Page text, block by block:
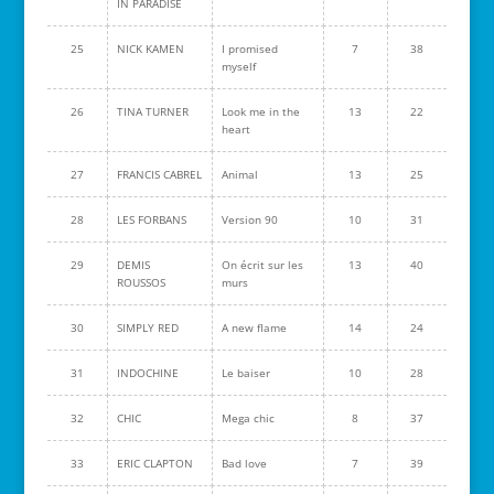
IN PARADISE
25 NICK KAMEN
I promised
myself
7 38
26 TINA TURNER
Look me in the
heart
13 22
27 FRANCIS CABREL Animal 13 25
28 LES FORBANS Version 90 10 31
29
DEMIS
ROUSSOS
On écrit sur les
murs
13 40
30 SIMPLY RED A new flame 14 24
31 INDOCHINE Le baiser 10 28
32 CHIC Mega chic 8 37
33 ERIC CLAPTON Bad love 7 39